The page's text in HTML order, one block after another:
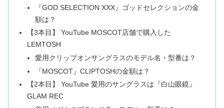
『GOD SELECTION XXX』ゴッドセレクションの金
額は？
【3本目】 YouTube MOSCOT店舗で購入した
LEMTOSH
愛用クリップオンサングラスのモデル名・型番は？
『MOSCOT』CLIPTOSHの金額は？
【2本目】 YouTube 愛用のサングラスは『白山眼鏡』
GLAM REC